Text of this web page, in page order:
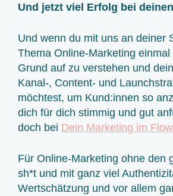
Und jetzt viel Erfolg bei
Und wenn du mit uns an deiner
Thema Online-Marketing einmal
Grund auf zu verstehen und
Kanal-, Content- und
möchtest, um Kund:innen so
dich für dich stimmig und gut
doch bei Dein Marketing im Flow
Für Online-Marketing ohne den
sh*t und mit ganz viel
Wertschätzung und vor allem